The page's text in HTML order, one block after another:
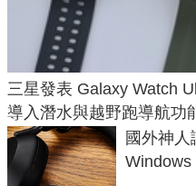
三星發表 Galaxy Watch
導入潛水與越野跑導航功
國外神
Windows